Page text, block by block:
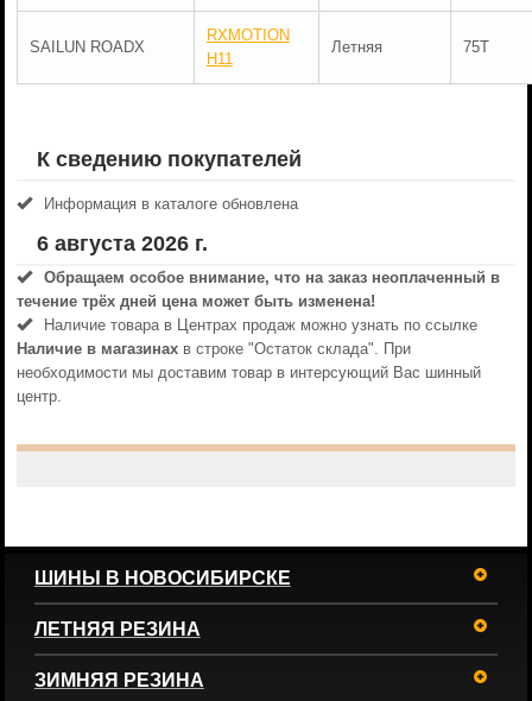
SAILUN ROADX
RXMOTION
H11
Летняя 75T
К сведению покупателей
Информация в каталоге обновлена
6 августа 2026 г.
Обращаем особое внимание, что на заказ неоплаченный в
течениe трёх дней цена может быть изменена!
Наличие товара в Центрах продаж можно узнать по ссылке
Наличие в магазинахв строке "Остаток склада". При
необходимости мы доставим товар в интерсующий Вас шинный
центр.
ШИНЫ В НОВОСИБИРСКЕ
ЛЕТНЯЯ РЕЗИНА
ЗИМНЯЯ РЕЗИНА